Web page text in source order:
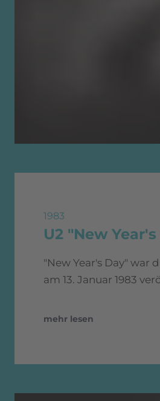
1983
U2 "New
"New Year's Day" war
am 13. Januar 1983
mehr lesen